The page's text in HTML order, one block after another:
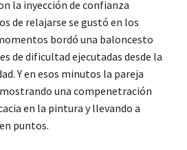
la inyección de confianza
de relajarse se gustó en los
bordó una baloncesto
de dificultad ejecutadas desde la
Y en esos minutos la pareja
una compenetración
en la pintura y llevando a
puntos.